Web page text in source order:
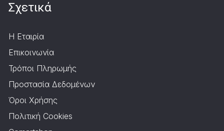
Σχετικά
Η Εταιρία
Επικοινωνία
Τρόποι Πληρωμής
Προστασία Δεδομένων
Όροι Χρήσης
Πολιτική Cookies